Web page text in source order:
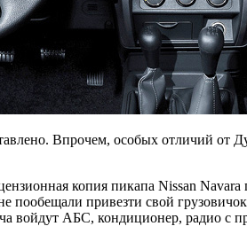
Впрочем, особых отличий от
копия пикапа Nissan
пообещали привезти свой
войдут АБС, кондиционер, радио с